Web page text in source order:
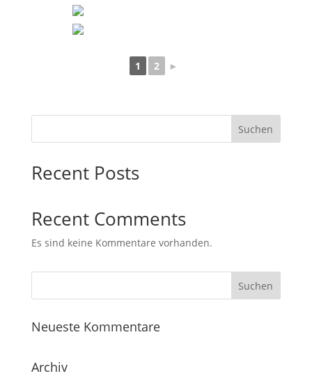
1 2 ►
Suchen
Recent Posts
Recent Comments
Es sind keine Kommentare vorhanden.
Neueste Kommentare
Archiv